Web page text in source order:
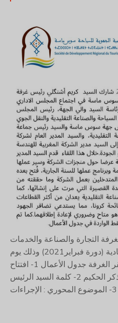
التجارة والصناعة والخدمات
لسوس ماسة دورتها العادية (دورة فبراير2021) وذلك يوم
الاربعاء 17 فبراير 2021 بمقر الغرفة جدول الأعمال 1- افتتاح
الدورة بتلاوة آيات بينات من الذكر الحكيم 2- كلمة السيد الرئيس
3- الموضوع المحوري : الإجراءات